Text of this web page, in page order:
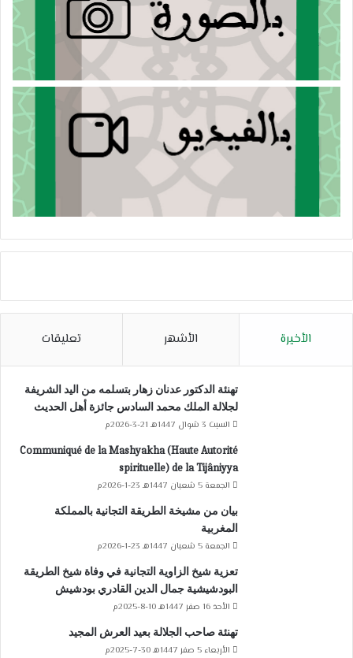
الأخيرة الأشهر تعليقات
تهنئة الدكتور عدنان زهار بتسلمه من اليد الشريفة
لجلالة الملك محمد السادس جائزة أهل الحديث
السبت 3 شوال 1447هـ 21-3-2026م
Communiqué de la Mashyakha (Haute Autorité
spirituelle) de la Tijâniyya
الجمعة 5 شعبان 1447هـ 23-1-2026م
بيان من مشيخة الطريقة التجانية بالمملكة
المغربية
الجمعة 5 شعبان 1447هـ 23-1-2026م
تعزية شيخ الزاوية التجانية في وفاة شيخ الطريقة
البودشيشية جمال الدين القادري بودشيش
الأحد 16 صفر 1447هـ 10-8-2025م
تهنئة صاحب الجلالة بعيد العرش المجيد
الأربعاء 5 صفر 1447هـ 30-7-2025م